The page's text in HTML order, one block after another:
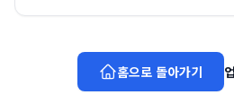
홈으로 돌아가기